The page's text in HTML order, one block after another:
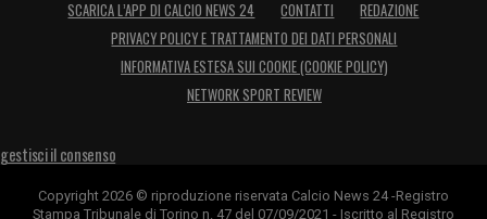
SCARICA L’APP DI CALCIO NEWS 24 CONTATTI
REDAZIONE
PRIVACY POLICY E TRATTAMENTO DEI DATI PERSONALI
INFORMATIVA ESTESA SUI COOKIE (COOKIE POLICY)
NETWORK SPORT REVIEW
gestisci il consenso
Copyright 2026 © riproduzione riservata Calcio News 24 -Registro
Stampa Tribunale di Torino n. 47 del 07/09/2021 - Iscritto al Registro